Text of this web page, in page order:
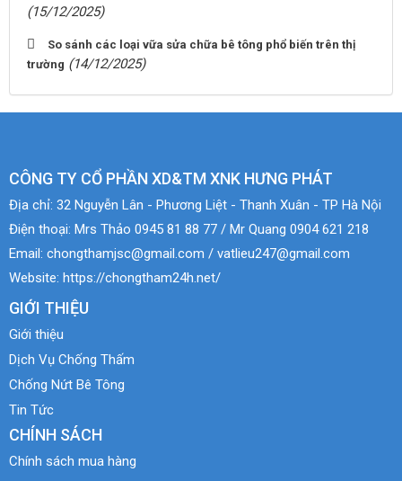
(15/12/2025)
So sánh các loại vữa sửa chữa bê tông phổ biến trên thị
trường (14/12/2025)
CÔNG TY CỔ PHẦN XD&TM XNK HƯNG PHÁT
Địa chỉ: 32 Nguyễn Lân - Phương Liệt - Thanh Xuân - TP Hà Nội
Điện thoại: Mrs Thảo 0945 81 88 77 / Mr Quang 0904 621 218
Email: chongthamjsc@gmail.com / vatlieu247@gmail.com
Website: https://chongtham24h.net/
GIỚI THIỆU
Giới thiệu
Dịch Vụ Chống Thấm
Chống Nứt Bê Tông
Tin Tức
CHÍNH SÁCH
Chính sách mua hàng